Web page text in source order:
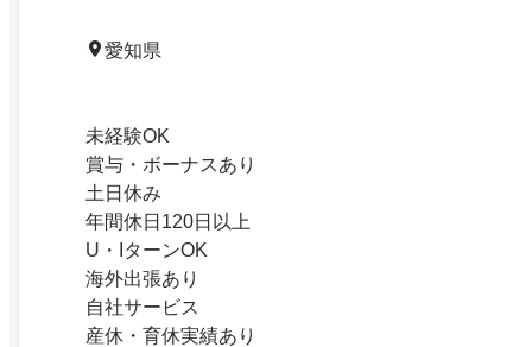
愛知県
未経験OK
賞与・ボーナスあり
土日休み
年間休日120日以上
U・IターンOK
海外出張あり
自社サービス
産休・育休実績あり